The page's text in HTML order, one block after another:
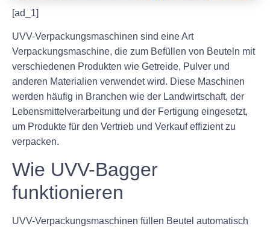
[ad_1]
UVV-Verpackungsmaschinen sind eine Art
Verpackungsmaschine, die zum Befüllen von Beuteln mit
verschiedenen Produkten wie Getreide, Pulver und
anderen Materialien verwendet wird. Diese Maschinen
werden häufig in Branchen wie der Landwirtschaft, der
Lebensmittelverarbeitung und der Fertigung eingesetzt,
um Produkte für den Vertrieb und Verkauf effizient zu
verpacken.
Wie UVV-Bagger
funktionieren
UVV-Verpackungsmaschinen füllen Beutel automatisch